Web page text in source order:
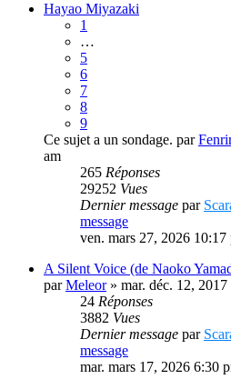
Hayao Miyazaki
1
…
5
6
7
8
9
Ce sujet a un sondage. par
am
265 Réponses
29252 Vues
Dernier message par
message
ven. mars 27, 2026 10:17
A Silent Voice (de Naoko
parMeleor» mar. déc. 12, 2017
24 Réponses
3882 Vues
Dernier message par
message
mar. mars 17, 2026 6:30